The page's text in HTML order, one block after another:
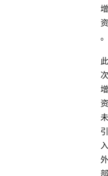
增
资
。
此
次
增
资
未
引
入
外
部